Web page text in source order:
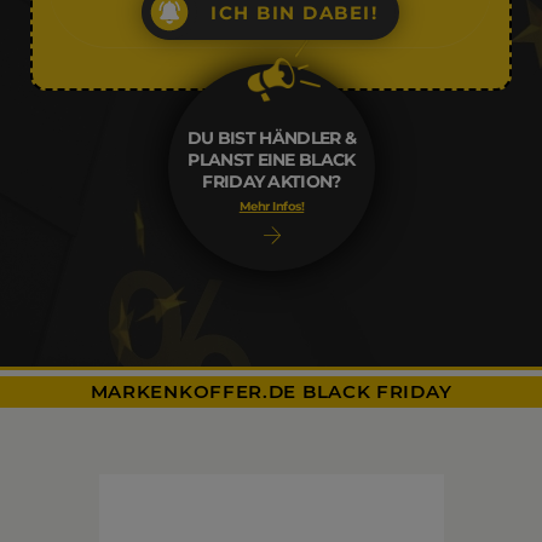
DU BIST HÄNDLER &
PLANST EINE BLACK
FRIDAY AKTION?
Mehr Infos!
ICH BIN DABEI!
MARKENKOFFER.DE BLACK FRIDAY